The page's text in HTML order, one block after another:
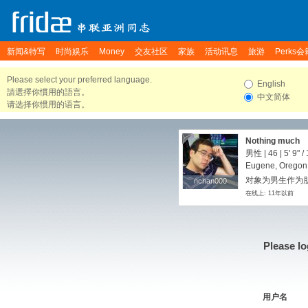
新闻&特写 时尚娱乐 Money 交友社区 家族 活动讯息 旅游 Perks会
Please select your preferred language.
請選擇你慣用的語言。
请选择你惯用的语言。
English
中文简体
nchan000
nchan000
Nothing much
男性 | 46 | 5' 9" /
Eugene,
对象为男生作为
在线上: 11年以前
Please
用户名